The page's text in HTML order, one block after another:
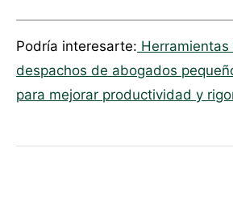
Podría interesarte: Herramientas
despachos de abogados
para mejorar productividad y